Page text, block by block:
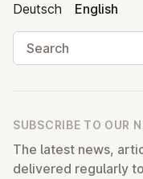
Deutsch
English
Search
SUBSCRIBE TO OUR
The latest news,
delivered regularly